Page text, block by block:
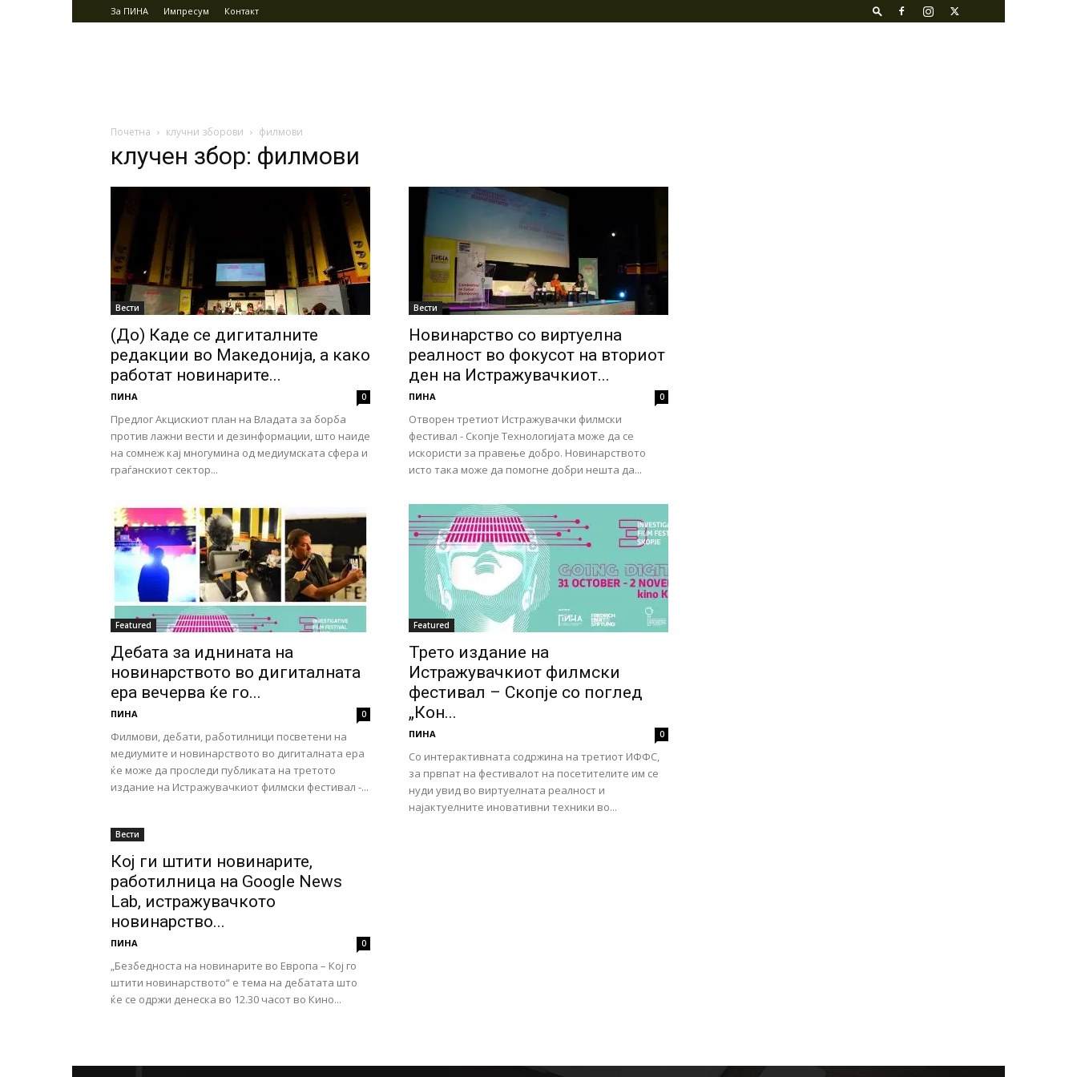
За ПИНА Импресум Контакт
Почетна клучни зборови филмови
клучен збор: филмови
Вести
(До) Каде се дигиталните
редакции во Македонија, а како
работат новинарите...
ПИНА 0
Предлог Акцискиот план на Владата за борба
против лажни вести и дезинформации, што наиде
на сомнеж кај многумина од медиумската сфера и
граѓанскиот сектор...
Вести
Новинарство со виртуелна
реалност во фокусот на вториот
ден на Истражувачкиот...
ПИНА 0
Отворен третиот Истражувачки филмски
фестивал - Скопје Технологијата може да се
искористи за правење добро. Новинарството
исто така може да помогне добри нешта да...
Featured
Дебата за иднината на
новинарството во дигиталната
ера вечерва ќе го...
ПИНА 0
Филмови, дебати, работилници посветени на
медиумите и новинарството во дигиталната ера
ќе може да проследи публиката на третото
издание на Истражувачкиот филмски фестивал -...
Featured
Трето издание на
Истражувачкиот филмски
фестивал – Скопје со поглед
„Кон...
ПИНА 0
Со интерактивната содржина на третиот ИФФС,
за првпат на фестивалот на посетителите им се
нуди увид во виртуелната реалност и
најактуелните иновативни техники во...
Вести
Кој ги штити новинарите,
работилница на Google News
Lab, истражувачкото
новинарство...
ПИНА 0
„Безбедноста на новинарите во Европа – Кој го
штити новинарството“ е тема на дебатата што
ќе се одржи денеска во 12.30 часот во Кино...